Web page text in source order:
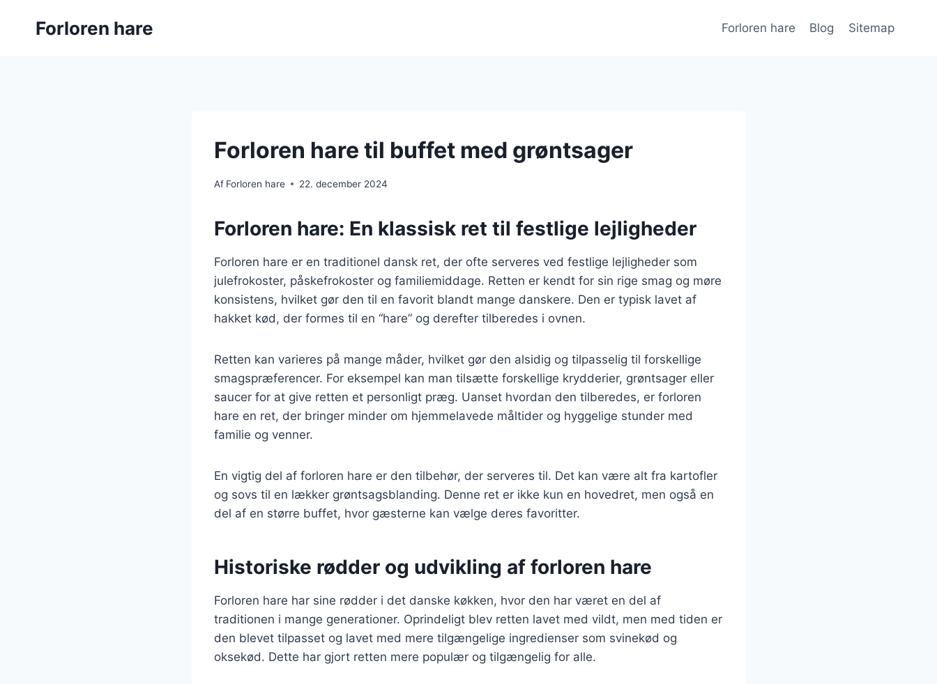
Forloren hare Forloren hare Blog Sitemap
Forloren hare til buffet med grøntsager
Af Forloren hare 22. december 2024
Forloren hare: En klassisk ret til festlige lejligheder
Forloren hare er en traditionel dansk ret, der ofte serveres ved festlige lejligheder som
julefrokoster, påskefrokoster og familiemiddage. Retten er kendt for sin rige smag og møre
konsistens, hvilket gør den til en favorit blandt mange danskere. Den er typisk lavet af
hakket kød, der formes til en “hare” og derefter tilberedes i ovnen.
Retten kan varieres på mange måder, hvilket gør den alsidig og tilpasselig til forskellige
smagspræferencer. For eksempel kan man tilsætte forskellige krydderier, grøntsager eller
saucer for at give retten et personligt præg. Uanset hvordan den tilberedes, er forloren
hare en ret, der bringer minder om hjemmelavede måltider og hyggelige stunder med
familie og venner.
En vigtig del af forloren hare er den tilbehør, der serveres til. Det kan være alt fra kartofler
og sovs til en lækker grøntsagsblanding. Denne ret er ikke kun en hovedret, men også en
del af en større buffet, hvor gæsterne kan vælge deres favoritter.
Historiske rødder og udvikling af forloren hare
Forloren hare har sine rødder i det danske køkken, hvor den har været en del af
traditionen i mange generationer. Oprindeligt blev retten lavet med vildt, men med tiden er
den blevet tilpasset og lavet med mere tilgængelige ingredienser som svinekød og
oksekød. Dette har gjort retten mere populær og tilgængelig for alle.